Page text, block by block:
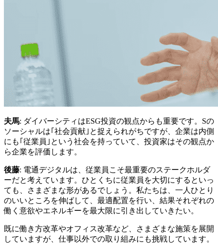
夫馬: ダイバーシティはESG投資の観点からも重要です。Sの
ソーシャルは｢社会貢献｣と捉えられがちですが、企業は内側
にも｢従業員｣という社会を持っていて、投資家はその観点か
ら企業を評価します。
後藤: 電通デジタルは、従業員こそ最重要のステークホルダ
ーだと考えています。ひとくちに従業員を大切にするといっ
ても、さまざまな形があるでしょう。私たちは、一人ひとり
のいいところを伸ばして、最適配置を行い、結果それぞれの
働く意欲やエネルギーを最大限に引き出していきたい。
既に働き方改革やオフィス改革など、さまざまな施策を展開
していますが、仕事以外での取り組みにも挑戦しています。